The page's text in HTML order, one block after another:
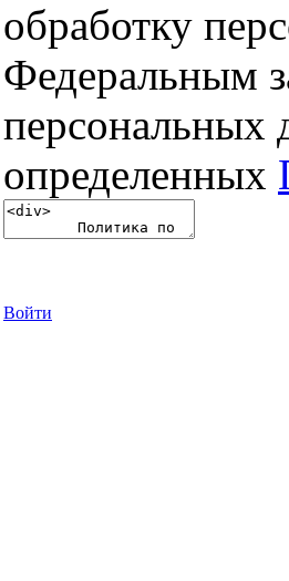
обработку
Федеральным
персональных
определенных
Войти